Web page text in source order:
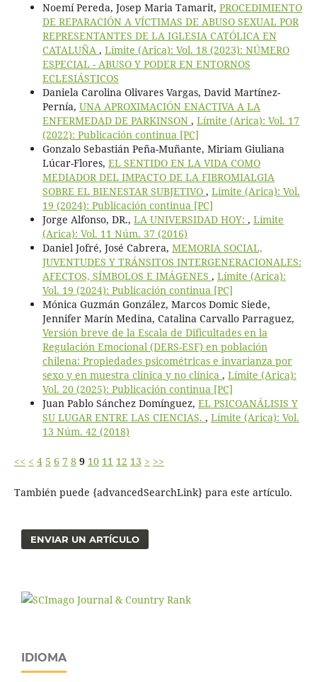
Noemí Pereda, Josep Maria Tamarit, PROCEDIMIENTO
DE REPARACIÓN A VÍCTIMAS DE ABUSO SEXUAL POR
REPRESENTANTES DE LA IGLESIA CATÓLICA EN
CATALUÑA , Límite (Arica): Vol. 18 (2023): NÚMERO
ESPECIAL - ABUSO Y PODER EN ENTORNOS
ECLESIÁSTICOS
Daniela Carolina Olivares Vargas, David Martínez-
Pernía, UNA APROXIMACIÓN ENACTIVA A LA
ENFERMEDAD DE PARKINSON , Límite (Arica): Vol. 17
(2022): Publicación continua [PC]
Gonzalo Sebastián Peña-Muñante, Miriam Giuliana
Lúcar-Flores, EL SENTIDO EN LA VIDA COMO
MEDIADOR DEL IMPACTO DE LA FIBROMIALGIA
SOBRE EL BIENESTAR SUBJETIVO , Límite (Arica): Vol.
19 (2024): Publicación continua [PC]
Jorge Alfonso, DR., LA UNIVERSIDAD HOY: , Límite
(Arica): Vol. 11 Núm. 37 (2016)
Daniel Jofré, José Cabrera, MEMORIA SOCIAL,
JUVENTUDES Y TRÁNSITOS INTERGENERACIONALES:
AFECTOS, SÍMBOLOS E IMÁGENES , Límite (Arica):
Vol. 19 (2024): Publicación continua [PC]
Mónica Guzmán González, Marcos Domic Siede,
Jennifer Marín Medina, Catalina Carvallo Parraguez,
Versión breve de la Escala de Dificultades en la
Regulación Emocional (DERS-ESF) en población
chilena: Propiedades psicométricas e invarianza por
sexo y en muestra clínica y no clínica , Límite (Arica):
Vol. 20 (2025): Publicación continua [PC]
Juan Pablo Sánchez Domínguez, EL PSICOANÁLISIS Y
SU LUGAR ENTRE LAS CIENCIAS. , Límite (Arica): Vol.
13 Núm. 42 (2018)
<< < 4 5 6 7 8 9 10 11 12 13 > >>
También puede {advancedSearchLink} para este artículo.
ENVIAR UN ARTÍCULO
IDIOMA